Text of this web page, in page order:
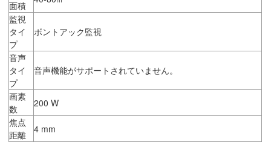
面積
監視
タイ
プ
ボントアック監視
音声
タイ
プ
音声機能がサポートされていません。
画素
数
200 W
焦点
距離
4 mm